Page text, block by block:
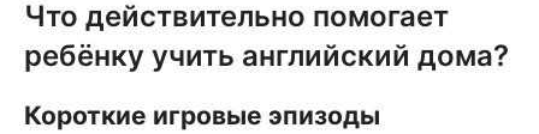
Что действительно помогает
ребёнку учить английский дома?
Короткие игровые эпизоды